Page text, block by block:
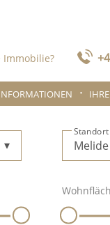
Immobilie?
Standort